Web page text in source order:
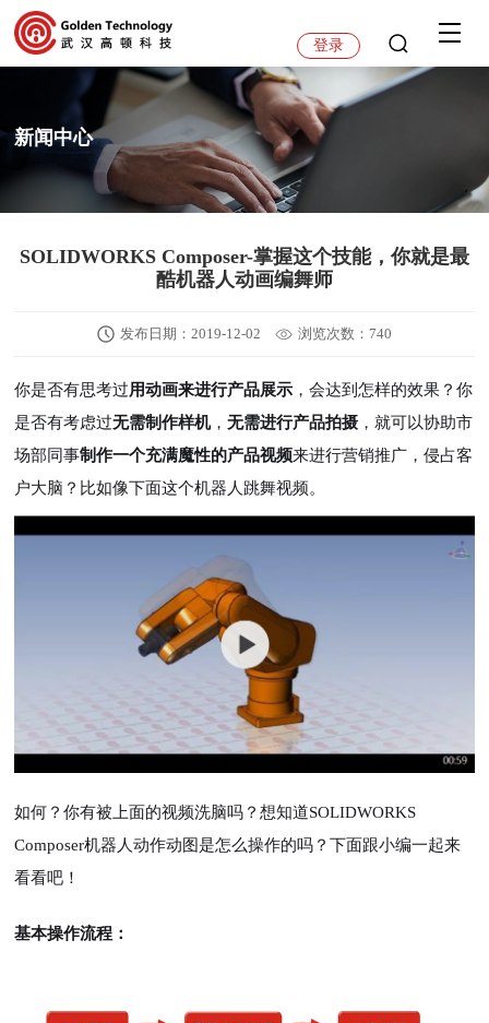
登录
新闻中心
SOLIDWORKS Composer-掌握这个技能，你就是最
酷机器人动画编舞师
发布日期：2019-12-02 浏览次数：740
你是否有思考过用动画来进行产品展示 ，会达到怎样的效果？你
是否有考虑过无需制作样机，无需进行产品拍摄 ，就可以协助市
场部同事制作一个充满魔性的产品视频来进行营销推广，侵占客
户大脑？比如像下面这个机器人跳舞视频。
如何？你有被上面的视频洗脑吗？想知道SOLIDWORKS
Composer机器人动作动图是怎么操作的吗？下面跟小编一起来
看看吧！
基本操作流程：